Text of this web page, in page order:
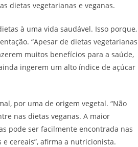
dietas vegetarianas e veganas.
à uma vida saudável. Isso porque,
“Apesar de dietas vegetarianas
muitos benefícios para a saúde,
ingerem um alto índice de açúcar
por uma de origem vegetal. “Não
nas dietas veganas. A maior
pode ser facilmente encontrada nas
cereais”, afirma a nutricionista.